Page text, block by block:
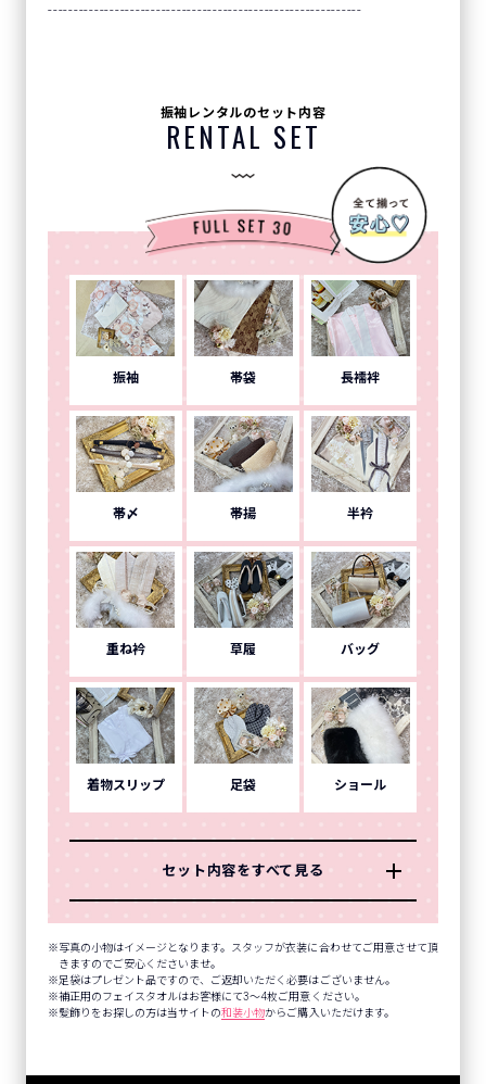
-------------------------------------------------------------
振袖レンタルのセット内容
RENTAL SET
振袖 帯袋 長襦袢
帯〆 帯揚 半衿
重ね衿 草履 バッグ
着物スリップ 足袋 ショール
セット内容をすべて見る
写真の小物はイメージとなります。スタッフが衣装に合わせてご用意させて頂
きますのでご安心くださいませ。
足袋はプレゼント品ですので、ご返却いただく必要はございません。
補正用のフェイスタオルはお客様にて3～4枚ご用意ください。
髪飾りをお探しの方は当サイトの和装小物からご購入いただけます。